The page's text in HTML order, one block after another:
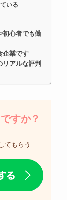
いる
初心者でも働
企業です
アルな評判
すか？
てもらう